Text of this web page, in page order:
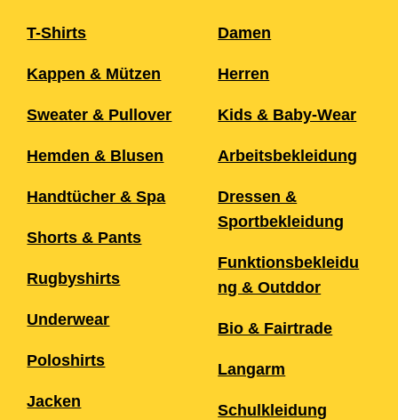
T-Shirts
Kappen & Mützen
Sweater & Pullover
Hemden & Blusen
Handtücher & Spa
Shorts & Pants
Rugbyshirts
Underwear
Poloshirts
Jacken
Damen
Herren
Kids & Baby-Wear
Arbeitsbekleidung
Dressen &
Sportbekleidung
Funktionsbekleidu
ng & Outddor
Bio & Fairtrade
Langarm
Schulkleidung